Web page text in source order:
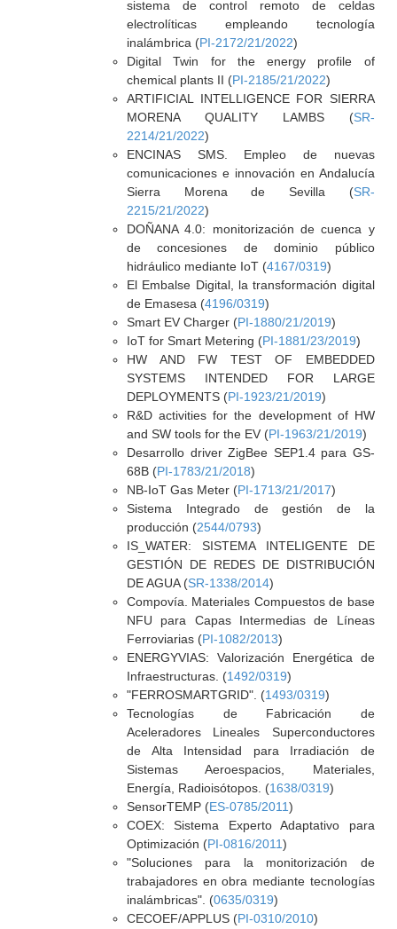
sistema de control remoto de celdas
electrolíticas empleando tecnología
inalámbrica (PI-2172/21/2022)
Digital Twin for the energy profile of
chemical plants II (PI-2185/21/2022)
ARTIFICIAL INTELLIGENCE FOR SIERRA
MORENA QUALITY LAMBS (SR-
2214/21/2022)
ENCINAS SMS. Empleo de nuevas
comunicaciones e innovación en Andalucía
Sierra Morena de Sevilla (SR-
2215/21/2022)
DOÑANA 4.0: monitorización de cuenca y
de concesiones de dominio público
hidráulico mediante IoT (4167/0319)
El Embalse Digital, la transformación digital
de Emasesa (4196/0319)
Smart EV Charger (PI-1880/21/2019)
IoT for Smart Metering (PI-1881/23/2019)
HW AND FW TEST OF EMBEDDED
SYSTEMS INTENDED FOR LARGE
DEPLOYMENTS (PI-1923/21/2019)
R&D activities for the development of HW
and SW tools for the EV (PI-1963/21/2019)
Desarrollo driver ZigBee SEP1.4 para GS-
68B (PI-1783/21/2018)
NB-IoT Gas Meter (PI-1713/21/2017)
Sistema Integrado de gestión de la
producción (2544/0793)
IS_WATER: SISTEMA INTELIGENTE DE
GESTIÓN DE REDES DE DISTRIBUCIÓN
DE AGUA (SR-1338/2014)
Compovía. Materiales Compuestos de base
NFU para Capas Intermedias de Líneas
Ferroviarias (PI-1082/2013)
ENERGYVIAS: Valorización Energética de
Infraestructuras. (1492/0319)
"FERROSMARTGRID". (1493/0319)
Tecnologías de Fabricación de
Aceleradores Lineales Superconductores
de Alta Intensidad para Irradiación de
Sistemas Aeroespacios, Materiales,
Energía, Radioisótopos. (1638/0319)
SensorTEMP (ES-0785/2011)
COEX: Sistema Experto Adaptativo para
Optimización (PI-0816/2011)
"Soluciones para la monitorización de
trabajadores en obra mediante tecnologías
inalámbricas". (0635/0319)
CECOEF/APPLUS (PI-0310/2010)